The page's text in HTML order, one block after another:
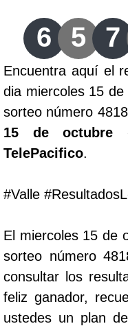
Lotería del
Lotería de
Extra de
Antioqueñita
Astro Luna
Cafeterito
6 5 7
Encuentra aquí el
dia miercoles 15
sorteo número
15 de
TelePacifico.
#Valle
El miercoles 15 de
sorteo número
consultar los
feliz ganador,
ustedes un plan